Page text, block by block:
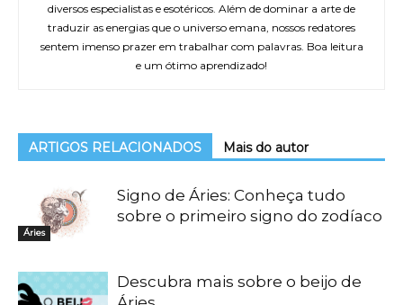
diversos especialistas e esotéricos. Além de dominar a arte de
traduzir as energias que o universo emana, nossos redatores
sentem imenso prazer em trabalhar com palavras. Boa leitura
e um ótimo aprendizado!
ARTIGOS RELACIONADOS Mais do autor
Áries
Signo de Áries: Conheça tudo
sobre o primeiro signo do zodíaco
Descubra mais sobre o beijo de